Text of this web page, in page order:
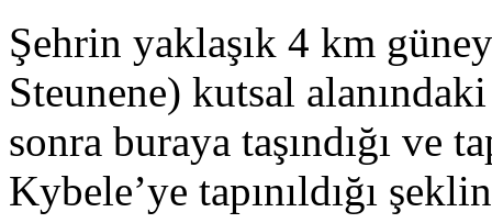
Şehrin yaklaşık 4 km
Steunene) kutsal
sonra buraya taşındığı ve
Kybele’ye tapınıldığı